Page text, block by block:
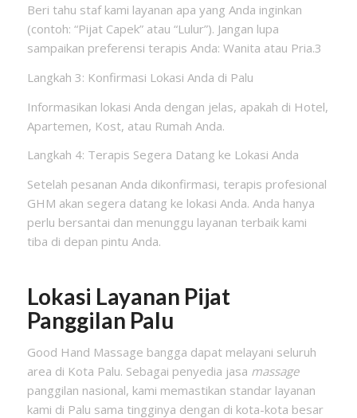
Beri tahu staf kami layanan apa yang Anda inginkan
(contoh: “Pijat Capek” atau “Lulur”). Jangan lupa
sampaikan preferensi terapis Anda: Wanita atau Pria.3
Langkah 3: Konfirmasi Lokasi Anda di Palu
Informasikan lokasi Anda dengan jelas, apakah di Hotel,
Apartemen, Kost, atau Rumah Anda.
Langkah 4: Terapis Segera Datang ke Lokasi Anda
Setelah pesanan Anda dikonfirmasi, terapis profesional
GHM akan segera datang ke lokasi Anda. Anda hanya
perlu bersantai dan menunggu layanan terbaik kami
tiba di depan pintu Anda.
Lokasi Layanan Pijat
Panggilan Palu
Good Hand Massage bangga dapat melayani seluruh
area di Kota Palu. Sebagai penyedia jasa massage
panggilan nasional, kami memastikan standar layanan
kami di Palu sama tingginya dengan di kota-kota besar